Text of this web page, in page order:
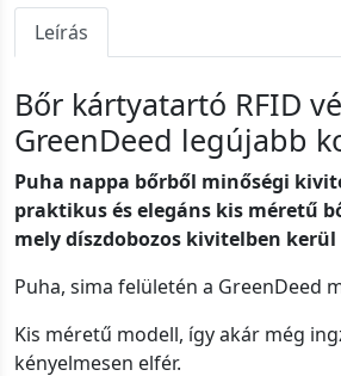
Leírás
Bőr kártyatartó RFID
GreenDeed legújabb
Puha nappa bőrből minőségi
praktikus és elegáns kis méretű
mely díszdobozos kivitelben
Puha, sima felületén a GreenDeed
Kis méretű modell, így akár még
kényelmesen elfér.